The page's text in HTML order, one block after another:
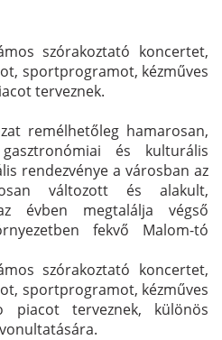
szórakoztató koncertet,
sportprogramot, kézműves
terveznek.
remélhetőleg hamarosan,
és kulturális
rendezvénye a városban az
változott és alakult,
évben megtalálja végső
fekvő Malom-tó
szórakoztató koncertet,
sportprogramot, kézműves
piacot terveznek, különös